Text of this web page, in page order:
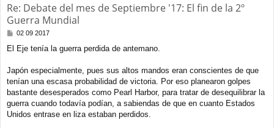
Re: Debate del mes de Septiembre '17: El fin de la 2º
Guerra Mundial
M
n
a
02 09 2017
El Eje tenía la guerra perdida de antemano.
Japón especialmente, pues sus altos mandos eran conscientes de que
tenían una escasa probabilidad de victoria. Por eso planearon golpes
bastante desesperados como Pearl Harbor, para tratar de desequilibrar la
guerra cuando todavía podían, a sabiendas de que en cuanto Estados
Unidos entrase en liza estaban perdidos.